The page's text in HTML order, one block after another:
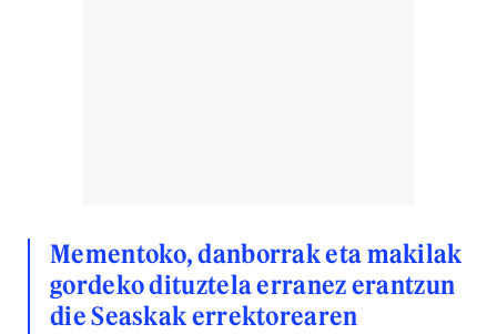
Mementoko, danborrak eta makilak
gordeko dituztela erranez erantzun
die Seaskak errektorearen